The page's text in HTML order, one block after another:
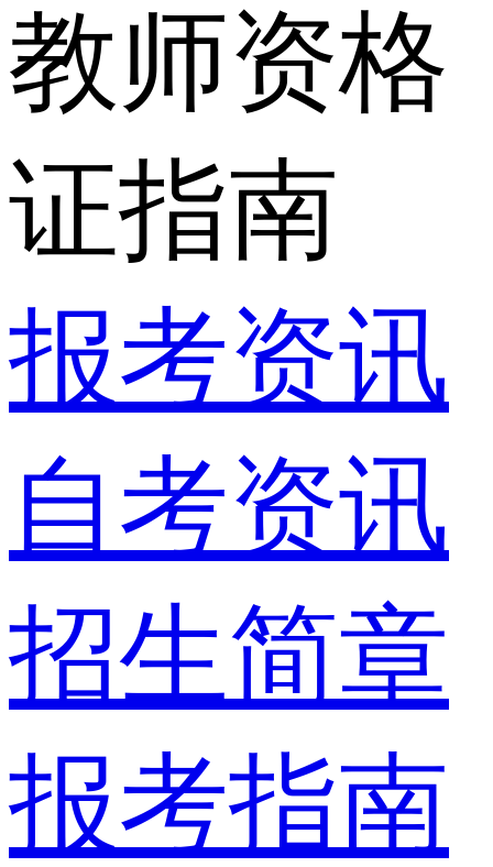
教师资格
证指南
报考资讯
自考资讯
招生简章
报考指南